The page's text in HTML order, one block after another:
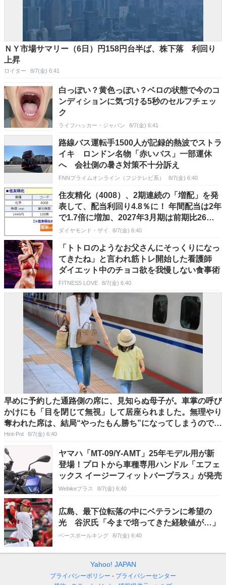
ＮＹ市場サマリー（6日）円158円台半ば、株下落 利回り
上昇
ロイター 8/7(金) 6:41
白っぽい？黄色っぽい？ベロの状態で今のコ
ンディションに気づける5秒のセルフチェッ
ク
ライフハッカー・ジャパン 8/7(金) 6:41
路線バス運転手1500人が記録的熱波でストラ
イキ ロンドン名物「赤いバス」一部運休
へ 会社側の暑さ対策不十分訴え
FNNプライムオンライン（フジテレビ系） 8/7(金) 6:40
住友精化（4008）、2期連続の「増配」を発
表して、配当利回り4.8％に！ 年間配当は2年
で1.7倍に増加、2027年3月期は前期比26円
増の｢1株あたり70円｣に！
ダイヤモンド・ザイ 8/7(金) 6:40
「トトロのようなお父さんにそっくりになっ
てきたね」と言われ筋トレ開始した看護師
ダイエット中のチョコ欲を我慢しない食事術
FITNESS LOVE 8/7(金) 6:40
早めに予約した通路側の席に、見知らぬ母子が。車掌の呼び
かけにも「目を閉じて無視」して居座られました。無理やり
奪われた席は、結局“やったもん勝ち”になってしまうのでし
ょうか？
Hint-Pot 8/7(金) 6:40
ヤマハ「MT-09/Y-AMT」25年モデル用が新
登場！プロトから車種専用ハンドル「エフェ
ックス イージーフィットバープラス」が発売
Webikeプラス 8/7(金) 6:40
広島、最下位転落の中にベテランに希望の
光 谷沢氏「今まで培ってきた経験値が…」
ベースボールキング 8/7(金) 6:40
Yahoo! JAPAN
プライバシーポリシー
プライバシーセンター